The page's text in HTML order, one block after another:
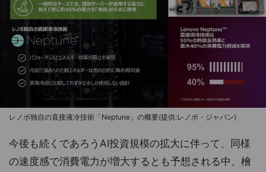
レノボ独自の直接液冷技術「Neptune」の概要(提供:レノボ・ジャパン)
今後も続くであろうAI投資規模の拡大に伴って、同様
の速度感で消費電力が増大するとも予想される中、檜